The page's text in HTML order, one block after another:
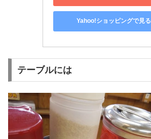
Yahoo!ショッピングで見る
テーブルには